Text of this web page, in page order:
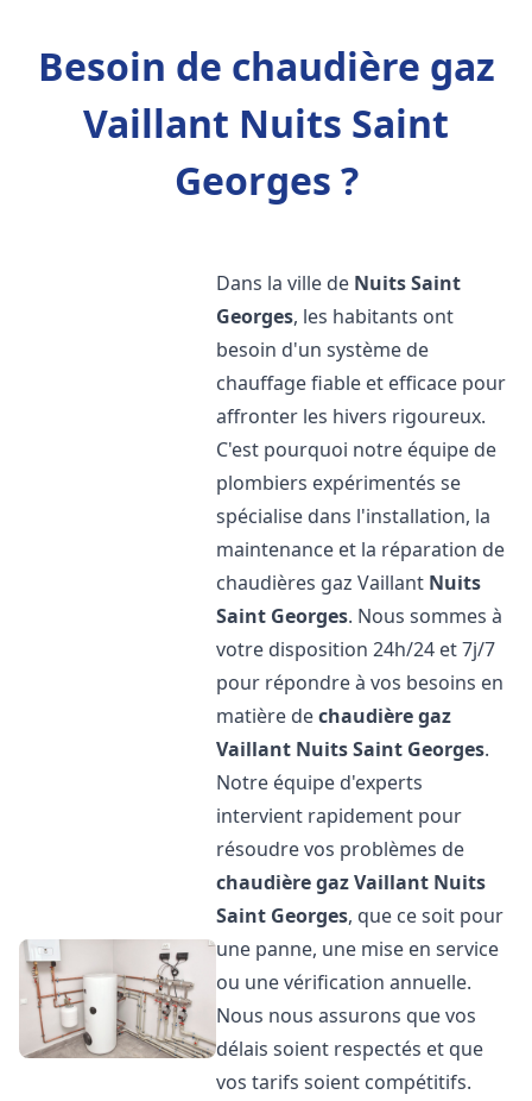
Besoin de chaudière gaz
Vaillant Nuits Saint
Georges ?
Dans la ville de Nuits Saint
Georges, les habitants ont
besoin d'un système de
chauffage fiable et efficace pour
affronter les hivers rigoureux.
C'est pourquoi notre équipe de
plombiers expérimentés se
spécialise dans l'installation, la
maintenance et la réparation de
chaudières gaz Vaillant Nuits
Saint Georges. Nous sommes à
votre disposition 24h/24 et 7j/7
pour répondre à vos besoins en
matière dechaudière gaz
Vaillant Nuits Saint Georges.
Notre équipe d'experts
intervient rapidement pour
résoudre vos problèmes de
chaudière gaz Vaillant Nuits
Saint Georges, que ce soit pour
une panne, une mise en service
ou une vérification annuelle.
Nous nous assurons que vos
délais soient respectés et que
vos tarifs soient compétitifs.